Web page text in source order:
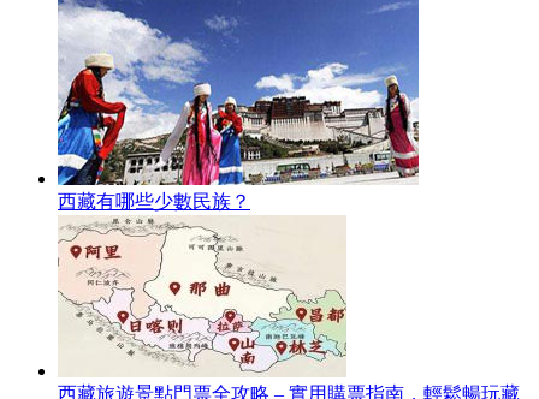
西藏有哪些少數民族？
西藏旅遊景點門票全攻略 – 實用購票指南，輕鬆暢玩藏